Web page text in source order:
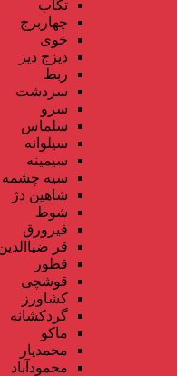
تکاب
چهاربرج
خوی
دیزج دیز
ربط
سردشت
سرو
سلماس
سیلوانه
سیمینه
سیه چشمه
شاهین دژ
شوط
فیرورق
قر ضیاالدین
قطور
قوشچی
کشاورز
گردکشانه
ماکو
محمدیار
محمودآباد